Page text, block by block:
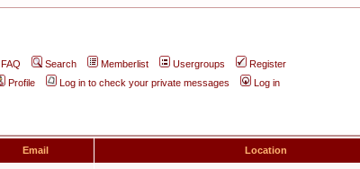
FAQ Search Memberlist Usergroups
Register
Profile
Log in to check your private messages Log in
Email Location